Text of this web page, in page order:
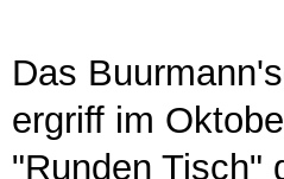
Das
ergriff im
"Runden Tisch"